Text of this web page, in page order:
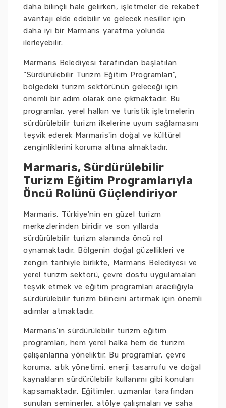
daha bilinçli hale gelirken, işletmeler de rekabet
avantajı elde edebilir ve gelecek nesiller için
daha iyi bir Marmaris yaratma yolunda
ilerleyebilir.
Marmaris Belediyesi tarafından başlatılan
“Sürdürülebilir Turizm Eğitim Programları”,
bölgedeki turizm sektörünün geleceği için
önemli bir adım olarak öne çıkmaktadır. Bu
programlar, yerel halkın ve turistik işletmelerin
sürdürülebilir turizm ilkelerine uyum sağlamasını
teşvik ederek Marmaris'in doğal ve kültürel
zenginliklerini koruma altına almaktadır.
Marmaris, Sürdürülebilir
Turizm Eğitim Programlarıyla
Öncü Rolünü Güçlendiriyor
Marmaris, Türkiye'nin en güzel turizm
merkezlerinden biridir ve son yıllarda
sürdürülebilir turizm alanında öncü rol
oynamaktadır. Bölgenin doğal güzellikleri ve
zengin tarihiyle birlikte, Marmaris Belediyesi ve
yerel turizm sektörü, çevre dostu uygulamaları
teşvik etmek ve eğitim programları aracılığıyla
sürdürülebilir turizm bilincini artırmak için önemli
adımlar atmaktadır.
Marmaris'in sürdürülebilir turizm eğitim
programları, hem yerel halka hem de turizm
çalışanlarına yöneliktir. Bu programlar, çevre
koruma, atık yönetimi, enerji tasarrufu ve doğal
kaynakların sürdürülebilir kullanımı gibi konuları
kapsamaktadır. Eğitimler, uzmanlar tarafından
sunulan seminerler, atölye çalışmaları ve saha